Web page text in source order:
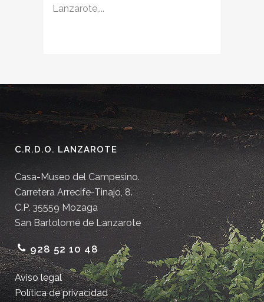
Lanzarote,...
C.R.D.O. LANZAROTE
Casa-Museo del Campesino.
Carretera Arrecife-Tinajo, 8.
C.P. 35559 Mozaga
San Bartolomé de Lanzarote
928 52 10 48
Aviso legal
Política de privacidad